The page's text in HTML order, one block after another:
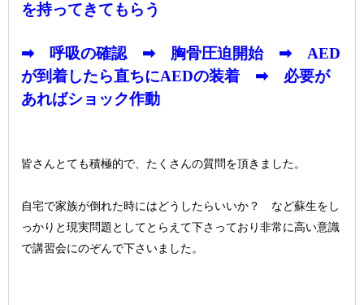
を持ってきてもらう
➡ 呼吸の確認 ➡ 胸骨圧迫開始 ➡ AED
が到着したら直ちにAEDの装着 ➡ 必要が
あればショック作動
皆さんとても積極的で、たくさんの質問を頂きました。
自宅で家族が倒れた時にはどうしたらいいか？ など蘇生をし
っかりと現実問題としてとらえて下さっており非常に高い意識
で講習会にのぞんで下さいました。